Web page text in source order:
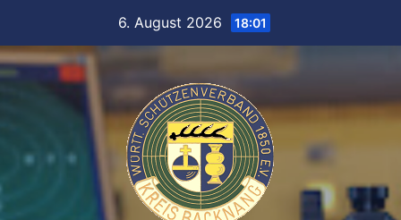
springen
6. August 2026 18:01